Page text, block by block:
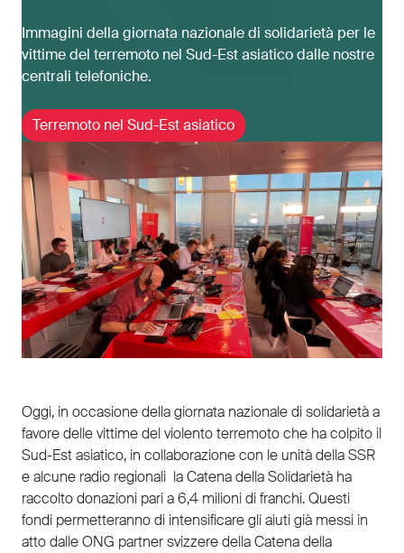
Immagini della giornata nazionale di solidarietà per le
vittime del terremoto nel Sud-Est asiatico dalle nostre
centrali telefoniche.
Terremoto nel Sud-Est asiatico
Oggi, in occasione della giornata nazionale di solidarietà a
favore delle vittime del violento terremoto che ha colpito il
Sud-Est asiatico, in collaborazione con le unità della SSR
e alcune radio regionali la Catena della Solidarietà ha
raccolto donazioni pari a 6,4 milioni di franchi. Questi
fondi permetteranno di intensificare gli aiuti già messi in
atto dalle ONG partner svizzere della Catena della